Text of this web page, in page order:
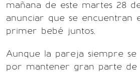
mañana de este martes 28
anunciar que se encuentran
primer bebé juntos.
Aunque la pareja siempre
por mantener gran parte de